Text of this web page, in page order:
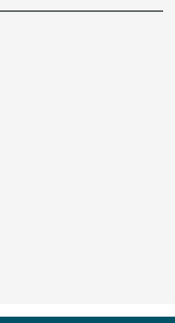
l’app di posta elettronica)
apre l’app di posta elettronica)